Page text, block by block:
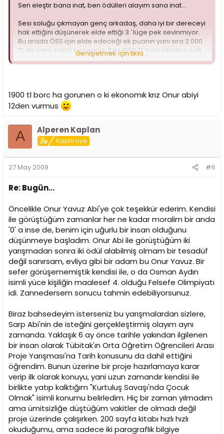
Sen eleştir bana inat, ben ödülleri alayım sana inat...
Sesi soluğu çıkmayan genç arkadaş, daha iyi bir dereceyi
hak ettiğini düşünerek elde ettiği 3.´lüge pek sevinmiyor.
Bu arada ÖSS için elde edeceği ek puanın yanı sıra 2.000
TL de para ödülü kazanmış. Ben 1900 TL borç istedim, sağ
olsun bugün itibariyle hesabıma havaleyi çıkarmış. : )
Genişletmek için tıkla ...
1900 tl borc ha gorunen o ki ekonomık krız Onur abiyi
12den vurmus
A Alperen Kaplan
Kayıtlı Üye
27 May 2009 #6
Re: Bugün...
Öncelikle Onur Yavuz Abi'ye çok teşekkür ederim. Kendisi
ile görüştüğüm zamanlar her ne kadar moralim bir anda
'0' a inse de, benim için uğurlu bir insan olduğunu
düşünmeye başladım. Onur Abi ile görüştüğüm iki
yarışmadan sonra iki ödül alabilmiş olmam bir tesadüf
değil sanırsam, evliya gibi bir adam bu Onur Yavuz. Bir
sefer görüşememiştik kendisi ile, o da Osman Aydın
isimli yüce kişiliğin maalesef 4. olduğu Felsefe Olimpiyatı
idi. Zannedersem sonucu tahmin edebiliyorsunuz.
Biraz bahsedeyim isterseniz bu yarışmalardan sizlere,
Sarp Abi'nin de isteğini gerçekleştirmiş olayım aynı
zamanda. Yaklaşık 6 ay önce tarihle yakından ilgilenen
bir insan olarak Tübitak'ın Orta Öğretim Öğrencileri Arası
Proje Yarışması'na Tarih konusunu da dahil ettiğini
öğrendim. Bunun üzerine bir proje hazırlamaya karar
verip ilk olarak konuyu, yani uzun zamandır kendisi ile
birlikte yatıp kalktığım "Kurtuluş Savaşı'nda Çocuk
Olmak" isimli konumu belirledim. Hiç bir zaman yılmadım
ama ümitsizliğe düştüğüm vakitler de olmadı değil
proje üzerinde çalışırken. 200 sayfa kitabı hızlı hızlı
okuduğumu, ama sadece iki paragraflık bilgiye